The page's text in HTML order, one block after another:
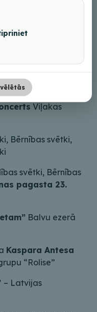
folkloras festivāls
svētkiViļakas katoļu
Viļakas
Bērnības svētki,
svētki, Bērnības
pagasta 23.
Balvu ezerā
Kaspara Antesa
“Rolise”
– Latvijas